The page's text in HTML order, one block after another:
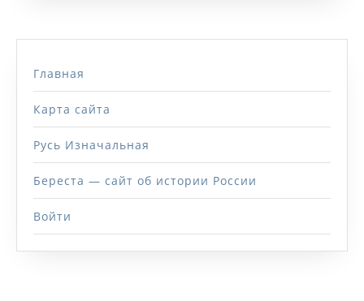
Главная
Карта сайта
Русь Изначальная
Береста — сайт об истории России
Войти